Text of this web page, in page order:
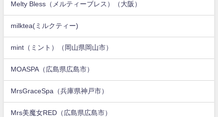
Melty Bless（メルティーブレス）（大阪）
milktea(ミルクティー)
mint（ミント）（岡山県岡山市）
MOASPA（広島県広島市）
MrsGraceSpa（兵庫県神戸市）
Mrs美魔女RED（広島県広島市）